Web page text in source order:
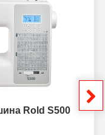
Rold S500